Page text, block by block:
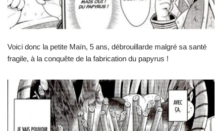
Voici donc la petite Maïn, 5 ans, débrouillarde malgré sa santé
fragile, à la conquête de la fabrication du papyrus !